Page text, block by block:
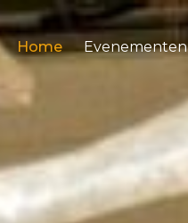
Home Evenementen